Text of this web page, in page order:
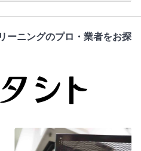
ーニングのプロ・業者をお探